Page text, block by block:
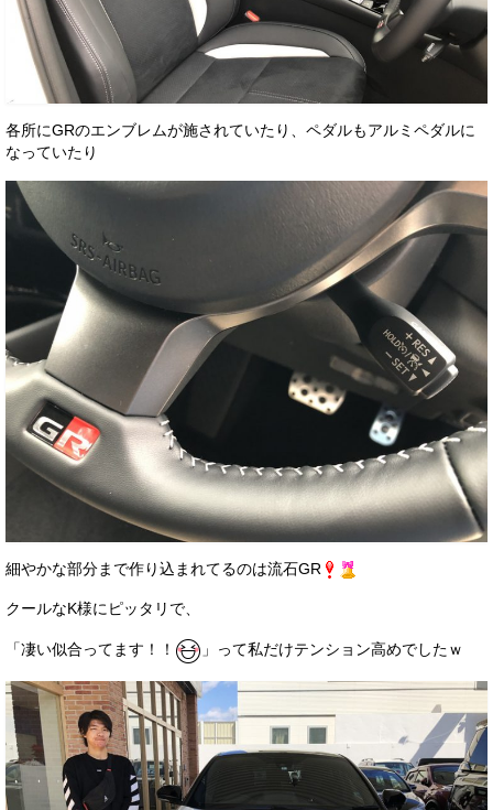
各所にGRのエンブレムが施されていたり、ペダルもアルミペダルに
なっていたり
細やかな部分まで作り込まれてるのは流石GR
クールなK様にピッタリで、
「凄い似合ってます！！ 」って私だけテンション高めでしたｗ